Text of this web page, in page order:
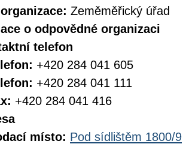
Zeměměřický úřad
o odpovědné organizaci
telefon
+420 284 041 605
+420 284 041 111
+420 284 041 416
místo: Pod sídlištěm 1800/9